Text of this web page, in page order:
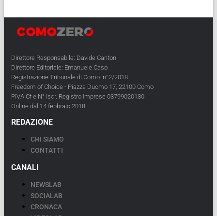
Direttore Responsabile: Davide Cantoni
Direttore Editoriale: Emanuele Caso
Registrazione Tribunale di Como: n°2/2018
Freedom of Choice - Piazza Duomo 17, 22100 Como
PIVA Cf e N° Iscr. Registro Imprese 03799020130
Online dal 14 febbraio 2018
REDAZIONE
CHI SIAMO
CONTATTI
CANALI
NEWSLAB
SOCIALAB
CRONACA